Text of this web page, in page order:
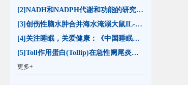
[2]NADH和NADPH代谢和功能的研究进展(20599)
[3]创伤性脑水肿合并海水淹溺大鼠IL-1β和TNF-α表达的变化(15467)
[4]关注睡眠，关爱健康：《中国睡眠研究报告2023》解读(15141)
[5]Toll作用蛋白(Tollip)在急性阑尾炎时的表达(14409)
更多+